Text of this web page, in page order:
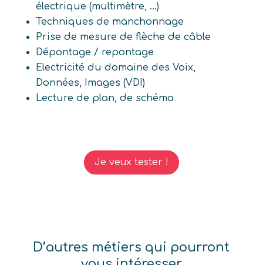
électrique (multimètre, ...)
Techniques de manchonnage
Prise de mesure de flèche de câble
Dépontage / repontage
Electricité du domaine des Voix,
Données, Images (VDI)
Lecture de plan, de schéma
Je veux tester !
D’autres métiers qui pourront